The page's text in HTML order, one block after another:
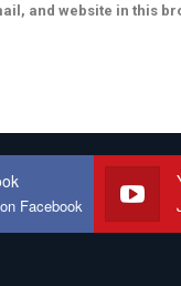
and website in this
Facebook